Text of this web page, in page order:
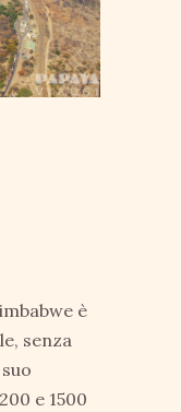
è
senza
e 1500